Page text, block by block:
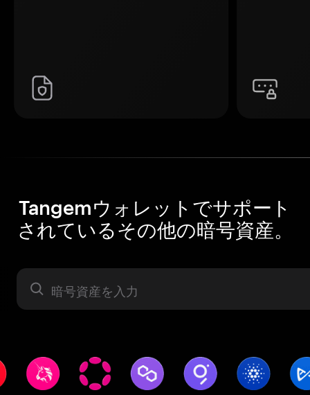
Tangemウォレットでサポート
されているその他の暗号資産。
暗号資産